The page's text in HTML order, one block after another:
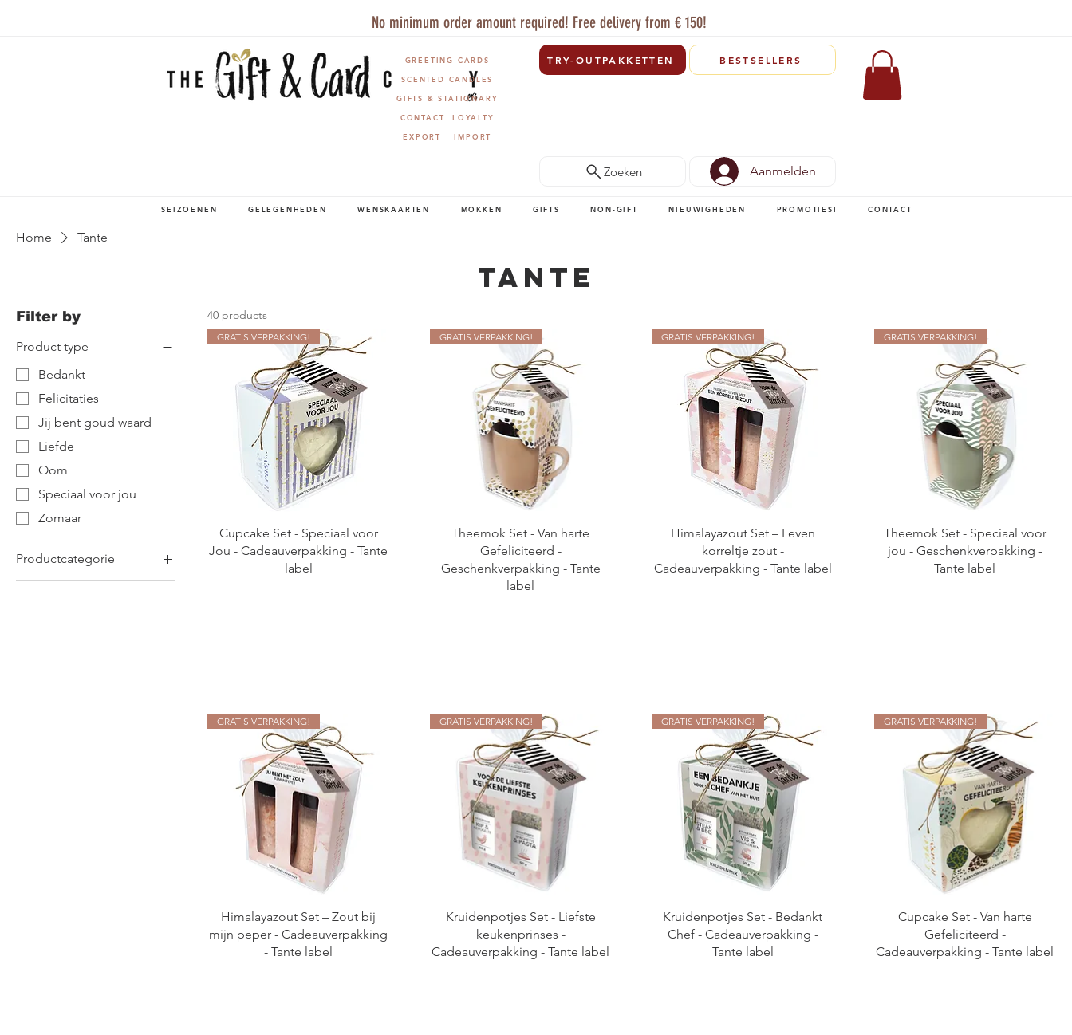
No minimum order amount required! Free delivery from € 150!
GREETING CARDS
SCENTED CANDLES
GIFTS & STATIONARY
CONTACT
LOYALTY
EXPORT
IMPORT
TRY-OUTPAKKETTEN BESTSELLERS
Zoeken Aanmelden
SEIZOENEN GELEGENHEDEN WENSKAARTEN MOKKEN GIFTS NON-GIFT NIEUWIGHEDEN PROMOTIES! CONTACT
Home Tante
Tante
Filter by
Product type
Bedankt
Felicitaties
Jij bent goud waard
Liefde
Oom
Speciaal voor jou
Zomaar
Productcategorie
40 products
GRATIS VERPAKKING!
Cupcake Set - Speciaal voor
Jou - Cadeauverpakking - Tante
label
GRATIS VERPAKKING!
Theemok Set - Van harte
Gefeliciteerd -
Geschenkverpakking - Tante
label
GRATIS VERPAKKING!
Himalayazout Set – Leven
korreltje zout -
Cadeauverpakking - Tante label
GRATIS VERPAKKING!
Theemok Set - Speciaal voor
jou - Geschenkverpakking -
Tante label
GRATIS VERPAKKING!
Himalayazout Set – Zout bij
mijn peper - Cadeauverpakking
- Tante label
GRATIS VERPAKKING!
Kruidenpotjes Set - Liefste
keukenprinses -
Cadeauverpakking - Tante label
GRATIS VERPAKKING!
Kruidenpotjes Set - Bedankt
Chef - Cadeauverpakking -
Tante label
GRATIS VERPAKKING!
Cupcake Set - Van harte
Gefeliciteerd -
Cadeauverpakking - Tante label